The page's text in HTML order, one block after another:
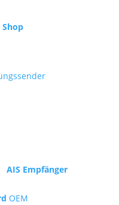
AIS Empfänger
OEM